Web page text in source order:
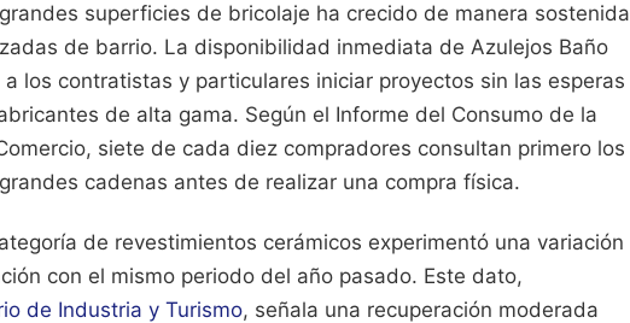
superficies de bricolaje ha crecido de manera sostenida
de barrio. La disponibilidad inmediata de Azulejos Baño
los contratistas y particulares iniciar proyectos sin las esperas
de alta gama. Según el Informe del Consumo de la
siete de cada diez compradores consultan primero los
cadenas antes de realizar una compra física.
de revestimientos cerámicos experimentó una variación
con el mismo periodo del año pasado. Este dato,
de Industria y Turismo, señala una recuperación moderada